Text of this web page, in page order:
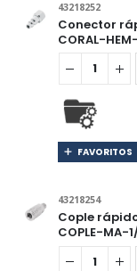
43218252
Conector
CORAL-
FAVORITOS
43218254
Cople
COPLE-MA-